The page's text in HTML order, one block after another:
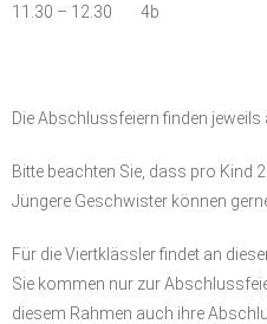
11.30 – 12.30 4b
Die Abschlussfeiern finden
Bitte beachten Sie, dass pro Kind
Jüngere Geschwister können
Für die Viertklässler findet an
Sie kommen nur zur
diesem Rahmen auch ihre